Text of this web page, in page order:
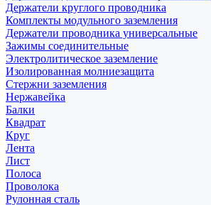
Держатели круглого проводника
Комплекты модульного заземления
Держатели проводника универсальные
Зажимы соединительные
Электролитическое заземление
Изолированная молниезащита
Стержни заземления
Нержавейка
Балки
Квадрат
Круг
Лента
Лист
Полоса
Проволока
Рулонная сталь